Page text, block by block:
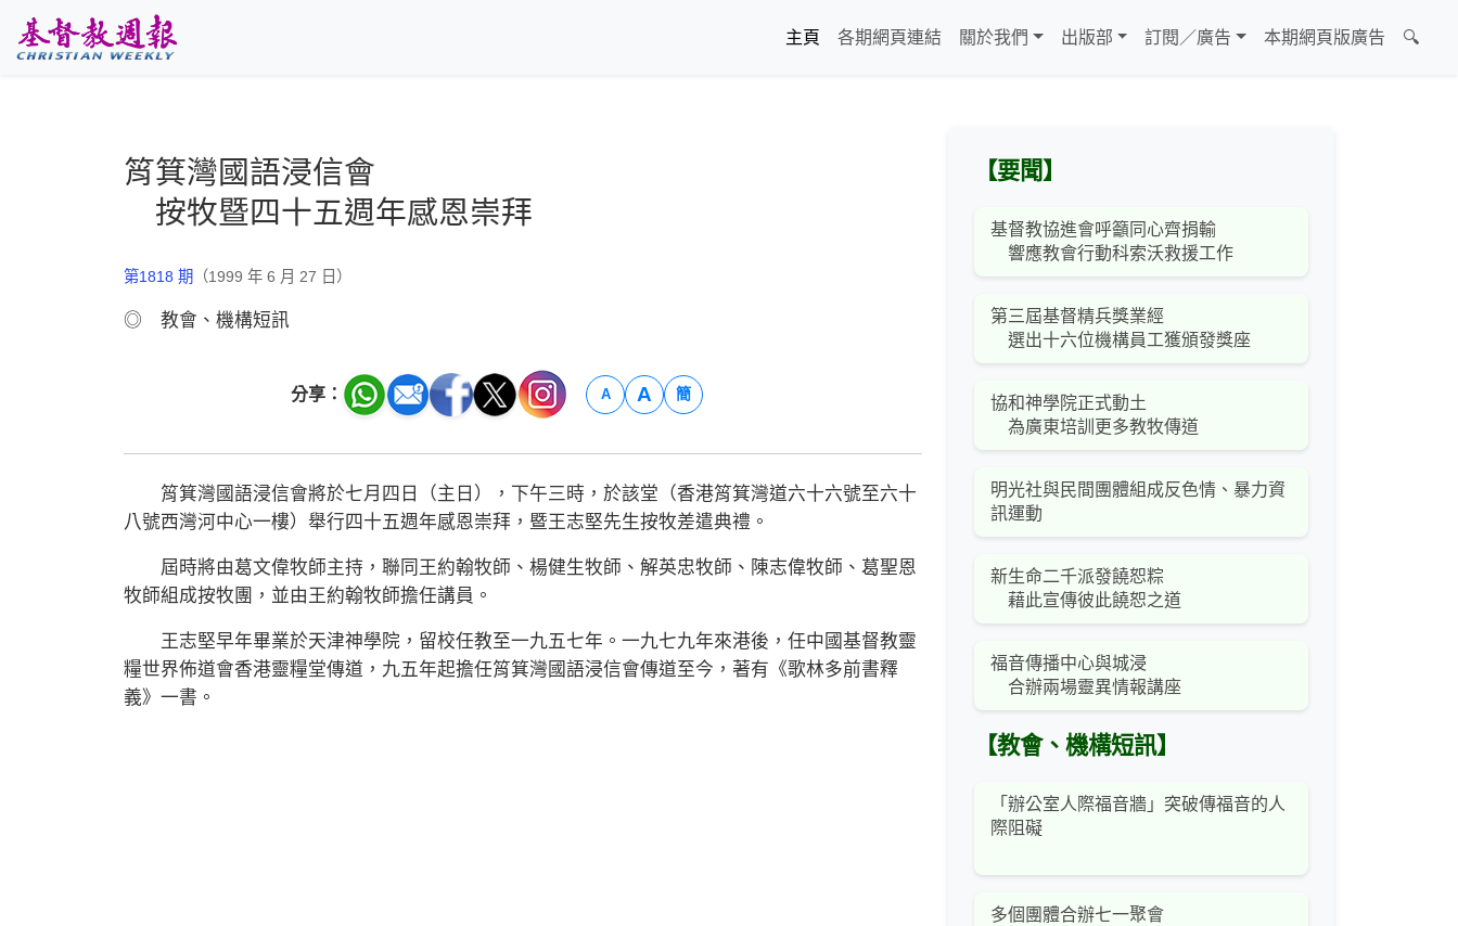
主頁
各期網頁連結 關於我們 出版部 訂閱／廣告 本期網頁版廣告 🔍
筲箕灣國語浸信會
按牧暨四十五週年感恩崇拜
第1818 期 （1999 年 6 月 27 日）
◎ 教會、機構短訊
分享： A A 簡
筲箕灣國語浸信會將於七月四日（主日），下午三時，於該堂（香港筲箕灣道六十六號至六十
八號西灣河中心一樓）舉行四十五週年感恩崇拜，暨王志堅先生按牧差遣典禮。
屆時將由葛文偉牧師主持，聯同王約翰牧師、楊健生牧師、解英忠牧師、陳志偉牧師、葛聖恩
牧師組成按牧團，並由王約翰牧師擔任講員。
王志堅早年畢業於天津神學院，留校任教至一九五七年。一九七九年來港後，任中國基督教靈
糧世界佈道會香港靈糧堂傳道，九五年起擔任筲箕灣國語浸信會傳道至今，著有《歌林多前書釋
義》一書。
【要聞】
基督教協進會呼籲同心齊捐輸
響應教會行動科索沃救援工作
第三屆基督精兵獎業經
選出十六位機構員工獲頒發獎座
協和神學院正式動土
為廣東培訓更多教牧傳道
明光社與民間團體組成反色情、暴力資
訊運動
新生命二千派發饒恕粽
藉此宣傳彼此饒恕之道
福音傳播中心與城浸
合辦兩場靈異情報講座
【教會、機構短訊】
「辦公室人際福音牆」突破傳福音的人
際阻礙
多個團體合辦七一聚會